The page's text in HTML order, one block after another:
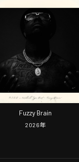
Fuzzy Brain
2026年